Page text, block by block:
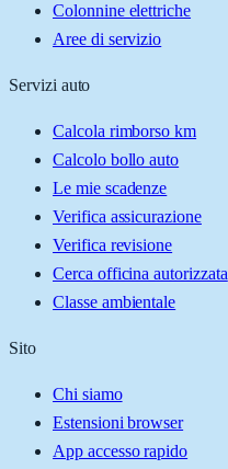
Colonnine elettriche
Aree di servizio
Servizi auto
Calcola rimborso km
Calcolo bollo auto
Le mie scadenze
Verifica assicurazione
Verifica revisione
Cerca officina autorizzata
Classe ambientale
Sito
Chi siamo
Estensioni browser
App accesso rapido